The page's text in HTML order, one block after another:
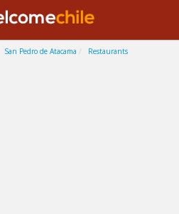
San Pedro de Atacama Restaurants